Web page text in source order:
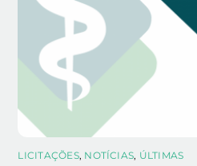
LICITAÇÕES, NOTÍCIAS, ÚLTIMAS